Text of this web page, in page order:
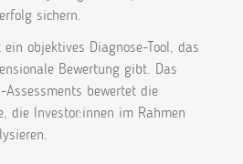
sichern.
objektives Diagnose-Tool, das
Bewertung gibt. Das
Assessments bewertet die
die Investor:innen im Rahmen